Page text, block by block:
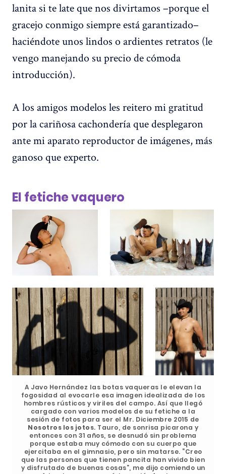
lanita si te late que nos divirtamos –porque el
gracejo conmigo siempre está garantizado–
haciéndote unos lindos o ardientes retratos (le
vengo manejando su precio de cómoda
introducción).
A los amigos modelos les reitero mi gratitud
por la cariñosa cachondería que desplegaron
ante mi aparato reproductor de imágenes, más
ganoso que experto.
El fetiche vaquero
A Javo Hernández las botas vaqueras le elevan la
fogosidad al evocarle esa imagen idealizada de los
hombres rústicos y viriles del campo. Así que llegó
cargado con varios modelos de su fetiche a la
sesión de fotos para ser el Mr. Diciembre 2015 de
Nosotros los jotos. Tauro, de sonrisa picarona y
entonces con 31 años, se desnudó sin problema
porque estaba muy cómodo con su cuerpo que
ejercitaba en el gimnasio, pero sin matarse. “Creo
que las personas que tienen pancita han vivido bien
y disfrutado de buenas cosas”, me dijo comiendo un